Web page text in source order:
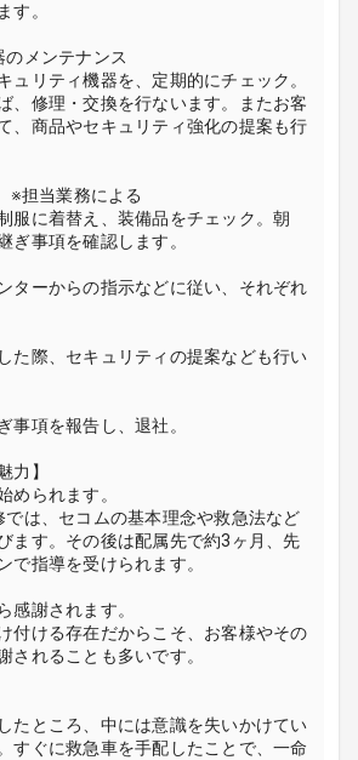
す。
メンテナンス
ュリティ機器を、定期的にチェック。
、修理・交換を行ないます。またお客
、商品やセキュリティ強化の提案も行
※担当業務による
服に着替え、装備品をチェック。朝
ぎ事項を確認します。
ターからの指示などに従い、それぞれ
た際、セキュリティの提案なども行い
事項を報告し、退社。
力】
められます。
では、セコムの基本理念や救急法など
ます。その後は配属先で約3ヶ月、先
で指導を受けられます。
謝されます。
付ける存在だからこそ、お客様やその
されることも多いです。
たところ、中には意識を失いかけてい
すぐに救急車を手配したことで、一命